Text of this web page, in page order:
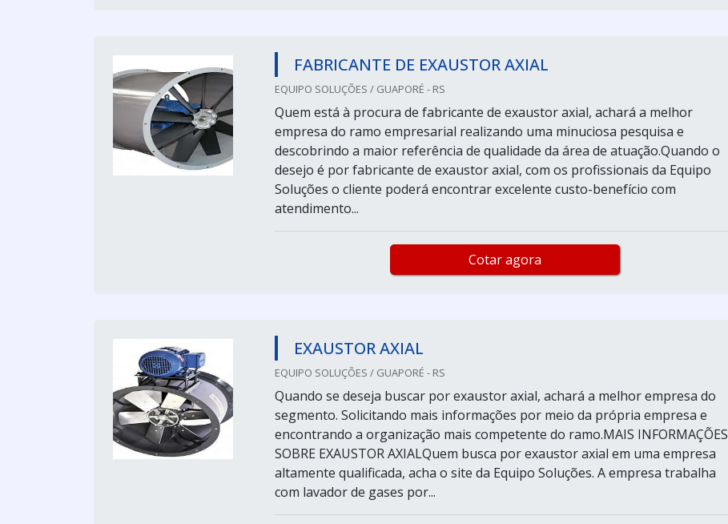
FABRICANTE DE EXAUSTOR AXIAL
EQUIPO SOLUÇÕES / GUAPORÉ - RS
Quem está à procura de fabricante de exaustor axial, achará a melhor
empresa do ramo empresarial realizando uma minuciosa pesquisa e
descobrindo a maior referência de qualidade da área de atuação.Quando o
desejo é por fabricante de exaustor axial, com os profissionais da Equipo
Soluções o cliente poderá encontrar excelente custo-benefício com
atendimento...
Cotar agora
EXAUSTOR AXIAL
EQUIPO SOLUÇÕES / GUAPORÉ - RS
Quando se deseja buscar por exaustor axial, achará a melhor empresa do
segmento. Solicitando mais informações por meio da própria empresa e
encontrando a organização mais competente do ramo.MAIS INFORMAÇÕES
SOBRE EXAUSTOR AXIALQuem busca por exaustor axial em uma empresa
altamente qualificada, acha o site da Equipo Soluções. A empresa trabalha
com lavador de gases por...